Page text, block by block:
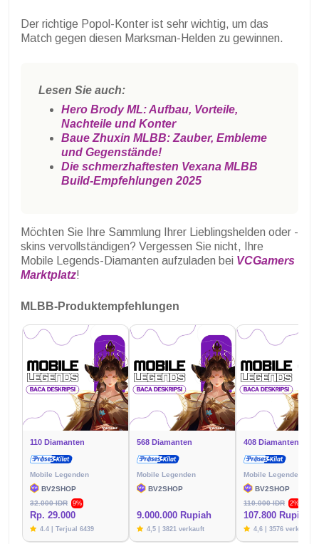
Der richtige Popol-Konter ist sehr wichtig, um das
Match gegen diesen Marksman-Helden zu gewinnen.
Lesen Sie auch:
Hero Brody ML: Aufbau, Vorteile,
Nachteile und Konter
Baue Zhuxin MLBB: Zauber, Embleme
und Gegenstände!
Die schmerzhaftesten Vexana MLBB
Build-Empfehlungen 2025
Möchten Sie Ihre Sammlung Ihrer Lieblingshelden oder -
skins vervollständigen? Vergessen Sie nicht, Ihre
Mobile Legends-Diamanten aufzuladen bei VCGamers
Marktplatz!
MLBB-Produktempfehlungen
110 Diamanten
Mobile Legenden
BV2SHOP
32.000 IDR
9%
Rp. 29.000
4.4 | Terjual 6439
568 Diamanten
Mobile Legenden
BV2SHOP
9.000.000 Rupiah
4,5 | 3821 verkauft
408 Diamanten
Mobile Legenden
BV2SHOP
110.000 IDR
2%
107.800 Rupien
4,6 | 3576 verkauft